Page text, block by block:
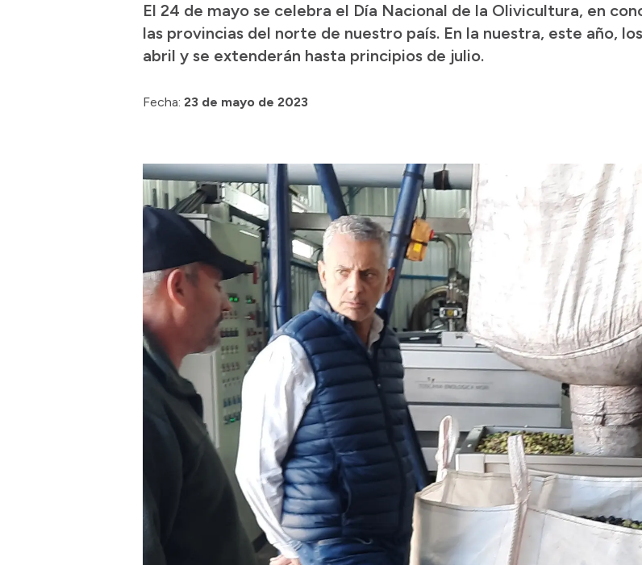
El 24 de mayo se celebra el Día Nacional de la Olivicultura, en
las provincias del norte de nuestro país. En la nuestra, este año,
abril y se extenderán hasta principios de julio.
Fecha: 23 de mayo de 2023